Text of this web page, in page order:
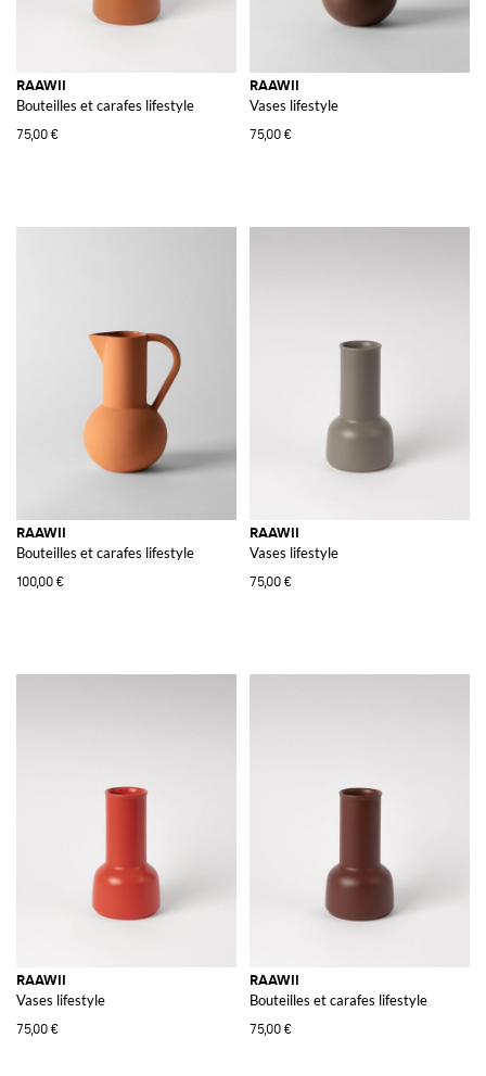
RAAWII
Bouteilles et carafes lifestyle
75,00 €
RAAWII
Vases lifestyle
75,00 €
RAAWII
Bouteilles et carafes lifestyle
100,00 €
RAAWII
Vases lifestyle
75,00 €
RAAWII
Vases lifestyle
75,00 €
RAAWII
Bouteilles et carafes lifestyle
75,00 €